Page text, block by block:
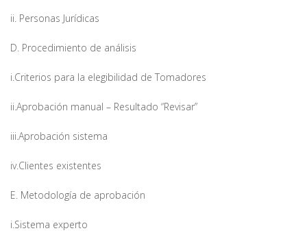
ii. Personas Jurídicas
D. Procedimiento de análisis
i.Criterios para la elegibilidad de Tomadores
ii.Aprobación manual – Resultado “Revisar”
iii.Aprobación sistema
iv.Clientes existentes
E. Metodología de aprobación
i.Sistema experto